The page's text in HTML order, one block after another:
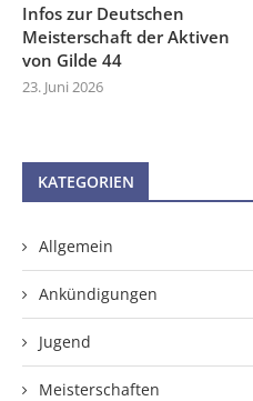
Infos zur Deutschen
Meisterschaft der Aktiven
von Gilde 44
23. Juni 2026
KATEGORIEN
Allgemein
Ankündigungen
Jugend
Meisterschaften